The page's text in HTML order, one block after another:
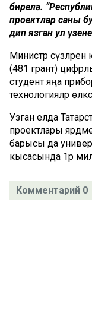
бирелә.
проектлар саны
дип язган ул
Министр
(481 грант) цифрлы
студент яңа
технологияләр
Узган елда
проектлары
барысы да
кысасында 1әр
Комментарий 0